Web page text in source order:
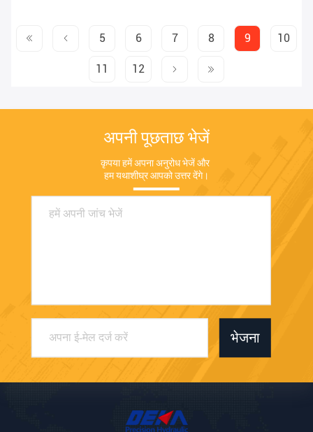
5 6 7 8 9 10
11 12
अपनी पूछताछ भेजें
कृपया हमें अपना अनुरोध भेजें और
हम यथाशीघ्र आपको उत्तर देंगे।
भेजना